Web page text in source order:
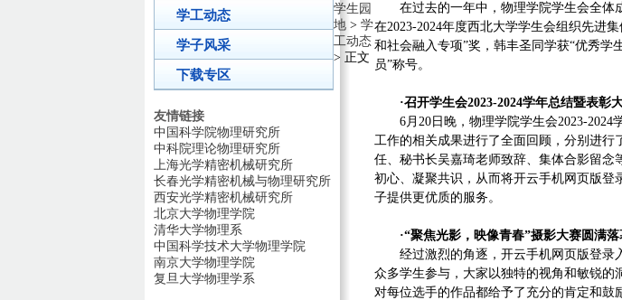
在过去的一年中，物理学院学生会全体
在2023-2024年度西北大学学生会组织先进
和社会融入专项”奖，韩丰圣同学获“优秀学
员”称号。
·召开学生会2023-2024学年总结暨表彰
6月20日晚，物理学院学生会2023-
工作的相关成果进行了全面回顾，分别进行
任、秘书长吴嘉琦老师致辞、集体合影留
初心、凝聚共识，从而将开云手机网页版
子提供更优质的服务。
·“聚焦光影，映像青春”摄影大赛圆满落
经过激烈的角逐，开云手机网页版登录
众多学生参与，大家以独特的视角和敏锐的
对每位选手的作品都给予了充分的肯定和
学工动态
学子风采
下载专区
友情链接
中国科学院物理研究所
中科院理论物理研究所
上海光学精密机械研究所
长春光学精密机械与物理研究所
西安光学精密机械研究所
北京大学物理学院
清华大学物理系
中国科学技术大学物理学院
南京大学物理学院
复旦大学物理学系
学生园
地 > 学
工动态
> 正文